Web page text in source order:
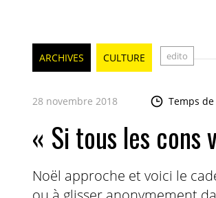
ARCHIVES CULTURE edito
28 novembre 2018 Temps
« Si tous les
Noël approche et voici le